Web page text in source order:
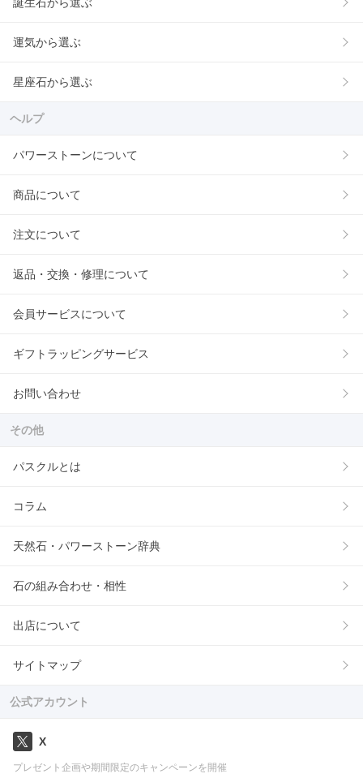
運気から選ぶ
星座石から選ぶ
ヘルプ
パワーストーンについて
商品について
注文について
返品・交換・修理について
会員サービスについて
ギフトラッピングサービス
お問い合わせ
その他
パスクルとは
コラム
天然石・パワーストーン辞典
石の組み合わせ・相性
出店について
サイトマップ
公式アカウント
X
プレゼント企画や期間限定のキャンペーンを開催